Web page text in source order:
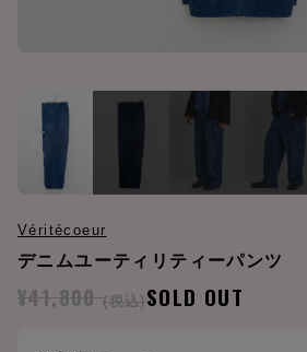
Véritécoeur
デニムユーティリティーパンツ
¥41,800 (税込)SOLD OUT